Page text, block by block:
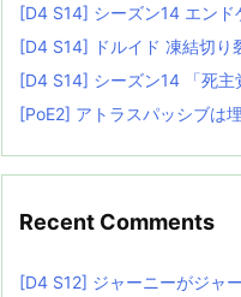
[D4 S14] シーズン14 エンド
[D4 S14] ドルイド 凍結切り
[D4 S14] シーズン14 「死主
[PoE2] アトラスパッシブは
Recent Comments
[D4 S12] ジャーニーがジャ